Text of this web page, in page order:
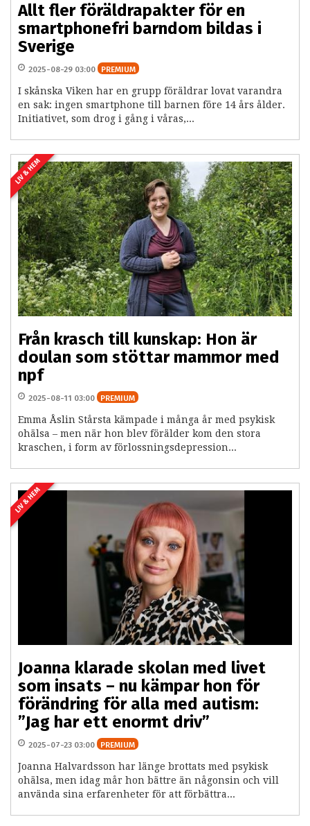
Allt fler föräldrapakter för en
smartphonefri barndom bildas i
Sverige
2025-08-29 03:00 PREMIUM
I skånska Viken har en grupp föräldrar lovat varandra
en sak: ingen smartphone till barnen före 14 års ålder.
Initiativet, som drog i gång i våras,...
LIV & HEM
Från krasch till kunskap: Hon är
doulan som stöttar mammor med
npf
2025-08-11 03:00 PREMIUM
Emma Åslin Stårsta kämpade i många år med psykisk
ohälsa – men när hon blev förälder kom den stora
kraschen, i form av förlossningsdepression...
LIV & HEM
Joanna klarade skolan med livet
som insats – nu kämpar hon för
förändring för alla med autism:
”Jag har ett enormt driv”
2025-07-23 03:00 PREMIUM
Joanna Halvardsson har länge brottats med psykisk
ohälsa, men idag mår hon bättre än någonsin och vill
använda sina erfarenheter för att förbättra...